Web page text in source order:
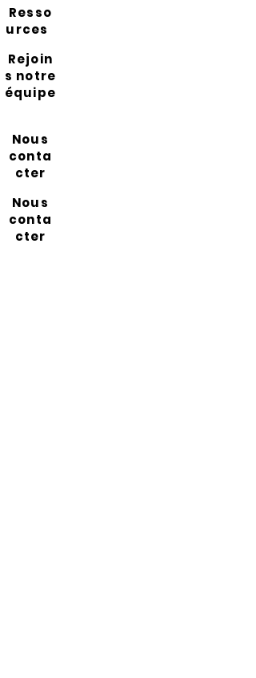
Resso
urces
Rejoin
s notre
équipe
Nous
conta
cter
Nous
conta
cter